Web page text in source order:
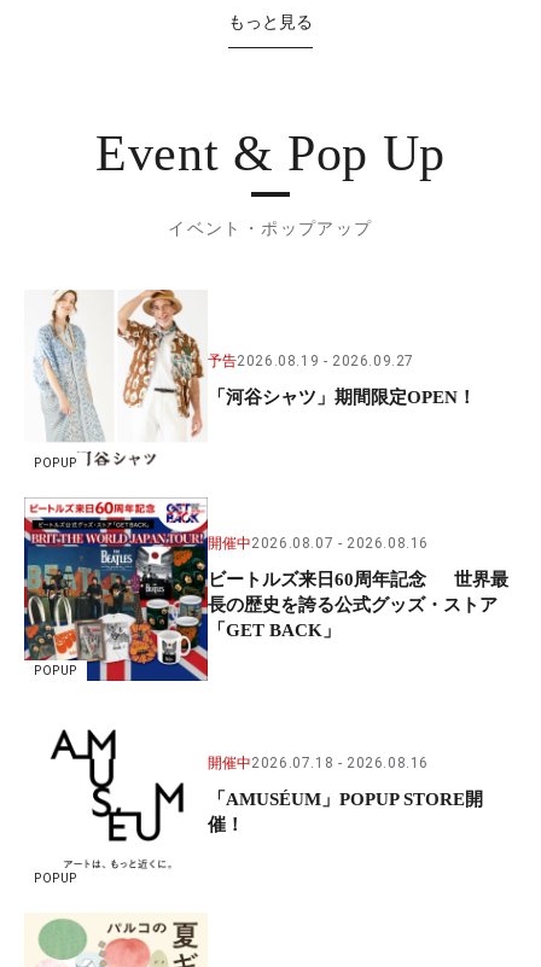
もっと見る
Event & Pop Up
イベント・ポップアップ
POPUP
予告2026.08.19 2026.09.27
「河谷シャツ」期間限定OPEN！
POPUP
開催中2026.08.07 2026.08.16
ビートルズ来日60周年記念 世界最
長の歴史を誇る公式グッズ・ストア
「GET BACK」
POPUP
開催中2026.07.18 2026.08.16
「AMUSÉUM」POPUP STORE開
催！